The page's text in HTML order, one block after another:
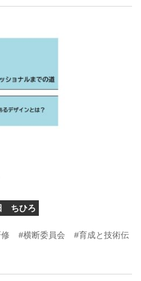
ちひろ
#横断委員会
#育成と技術伝